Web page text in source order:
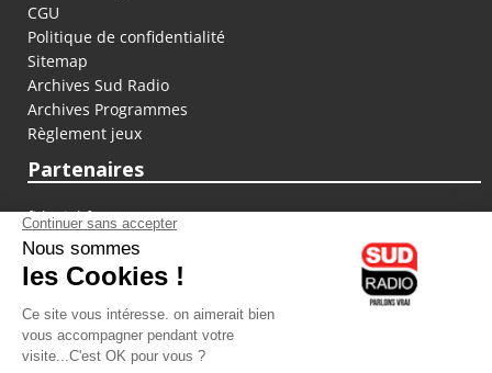
CGU
Politique de confidentialité
Sitemap
Archives Sud Radio
Archives Programmes
Règlement jeux
Partenaires
fiducial.fr
lyoncapitale.fr
olympique-et-lyonnais.com
L'application Iphone / Android